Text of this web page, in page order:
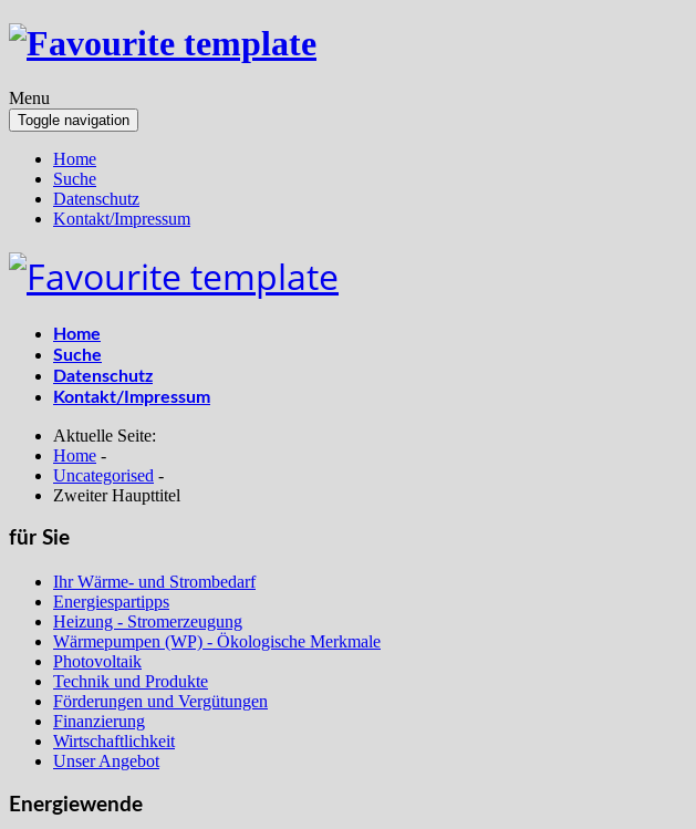
Menu
Toggle navigation
Home
Suche
Datenschutz
Kontakt/Impressum
Home
Suche
Datenschutz
Kontakt/Impressum
Aktuelle Seite:
Home -
Uncategorised -
Zweiter Haupttitel
für Sie
Ihr Wärme- und Strombedarf
Energiespartipps
Heizung - Stromerzeugung
Wärmepumpen (WP) - Ökologische Merkmale
Photovoltaik
Technik und Produkte
Förderungen und Vergütungen
Finanzierung
Wirtschaftlichkeit
Unser Angebot
Energiewende